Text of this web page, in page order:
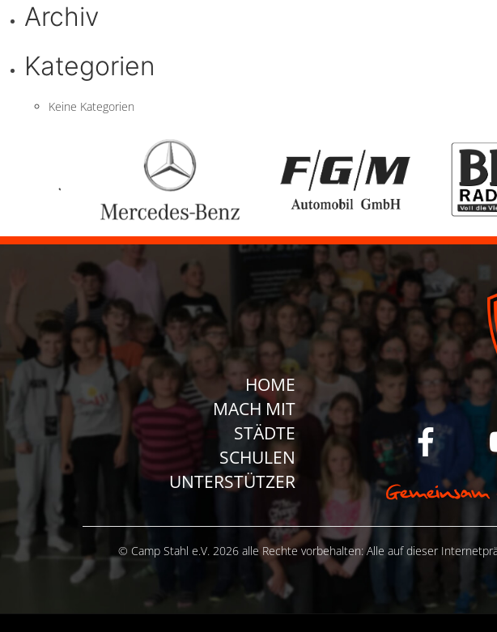
Archiv
Kategorien
Keine Kategorien
HOME
MACH MIT
STÄDTE
SCHULEN
UNTERSTÜTZER
© Camp Stahl e.V. 2026 alle Rechte vorbehalten: Alle auf dieser